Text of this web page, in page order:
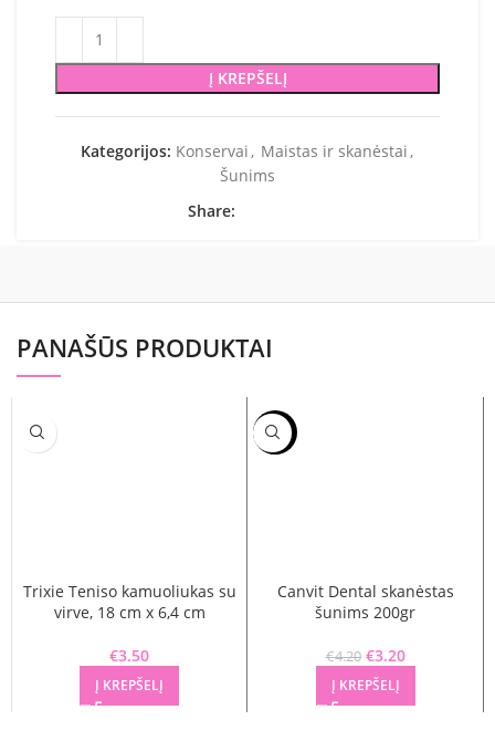
Į KREPŠELĮ
Kategorijos: Konservai , Maistas ir skanėstai ,
Šunims
Share:
PANAŠŪS PRODUKTAI
Trixie Teniso kamuoliukas su
virve, 18 cm x 6,4 cm
€3.50
Į KREPŠELĮ
-24%
Canvit Dental skanėstas
šunims 200gr
€4.20
Original price
was: €4.20.
€3.20
Į KREPŠELĮ